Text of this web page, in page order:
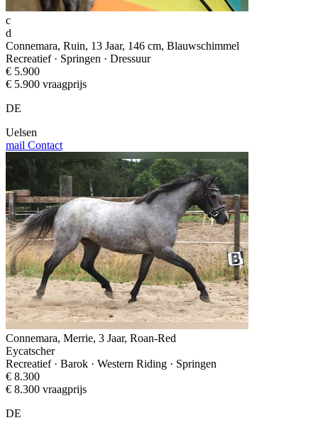
c
d
Connemara, Ruin, 13 Jaar, 146 cm, Blauwschimmel
Recreatief · Springen · Dressuur
€ 5.900
€ 5.900 vraagprijs
DE
Uelsen
mail Contact
Connemara, Merrie, 3 Jaar, Roan-Red
Eycatscher
Recreatief · Barok · Western Riding · Springen
€ 8.300
€ 8.300 vraagprijs
DE